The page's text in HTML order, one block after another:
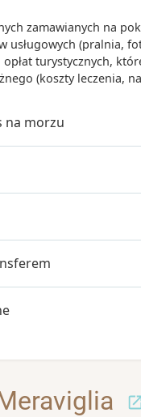
zamawianych na
usługowych (pralnia,
turystycznych,
(koszty leczenia,
na morzu